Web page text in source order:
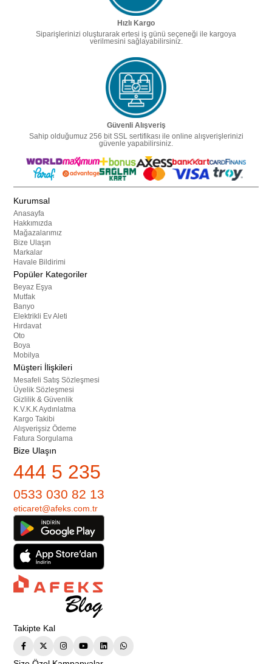
Hızlı Kargo
Siparişlerinizi oluşturarak ertesi iş günü seçeneği ile kargoya
verilmesini sağlayabilirsiniz.
Güvenli Alışveriş
Sahip olduğumuz 256 bit SSL sertifikası ile online alışverişlerinizi
güvenle yapabilirsiniz.
Kurumsal
Anasayfa
Hakkımızda
Mağazalarımız
Bize Ulaşın
Markalar
Havale Bildirimi
Popüler Kategoriler
Beyaz Eşya
Mutfak
Banyo
Elektrikli Ev Aleti
Hırdavat
Oto
Boya
Mobilya
Müşteri İlişkileri
Mesafeli Satış Sözleşmesi
Üyelik Sözleşmesi
Gizlilik & Güvenlik
K.V.K.K Aydınlatma
Kargo Takibi
Alışverişsiz Ödeme
Fatura Sorgulama
Bize Ulaşın
444 5 235
0533 030 82 13
eticaret@afeks.com.tr
Takipte Kal